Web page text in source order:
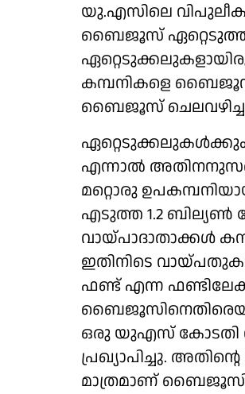
യു.എസിലെ
ബൈജൂസ്
കമ്പനികളെ ബൈജൂസ്
ബൈജൂസ്
ഏറ്റെടുക്കലുകള്‍ക്കും
എന്നാല്‍
മറ്റൊരു
എടുത്ത 1.2 ബില്യണ്‍
വായ്പാദാതാക്കള്‍
ഇതിനിടെ
ഫണ്ട് എന്ന
ഒരു യുഎസ് കോടതി
പ്രഖ്യാപിച്ചു.
മാത്രമാണ്